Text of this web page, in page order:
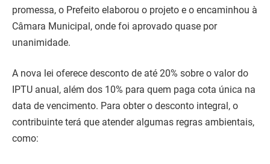
promessa, o Prefeito elaborou o projeto e o encaminhou à
Câmara Municipal, onde foi aprovado quase por
unanimidade.
A nova lei oferece desconto de até 20% sobre o valor do
IPTU anual, além dos 10% para quem paga cota única na
data de vencimento. Para obter o desconto integral, o
contribuinte terá que atender algumas regras ambientais,
como: